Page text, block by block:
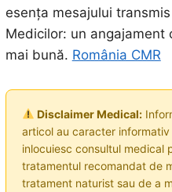
esența mesajului
Medicilor: un angajament
mai bună. România CMR
Disclaimer Medical:
articol au caracter informativ
inlocuiesc consultul medical
tratamentul recomandat de
tratament naturist sau de a